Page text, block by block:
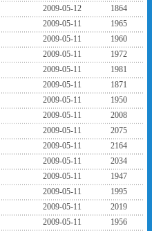
2009-05-12
1864
2009-05-11
1965
2009-05-11
1960
2009-05-11
1972
2009-05-11
1981
2009-05-11
1871
2009-05-11
1950
2009-05-11
2008
2009-05-11
2075
2009-05-11
2164
2009-05-11
2034
2009-05-11
1947
2009-05-11
1995
2009-05-11
2019
2009-05-11 1956